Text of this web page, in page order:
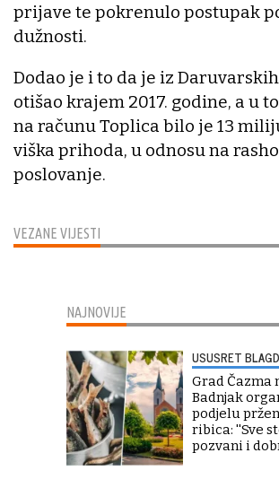
VEZANE VIJESTI
prijave te pokrenulo postupak
dužnosti.
Dodao je i to da je iz
otišao krajem 2017. godine, a u
na računu Toplica bilo je 13
viška prihoda, u odnosu na
poslovanje.
NAJNOVIJE
USUSRET
Grad Čazma
Badnjak
podjelu
ribica: ''Sve
pozvani i